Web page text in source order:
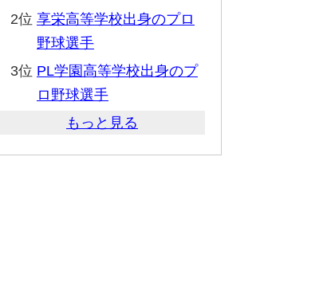
2位 享栄高等学校出身のプロ
野球選手
3位 PL学園高等学校出身のプ
ロ野球選手
もっと見る